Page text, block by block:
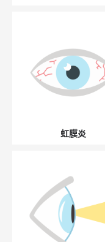
虹膜炎